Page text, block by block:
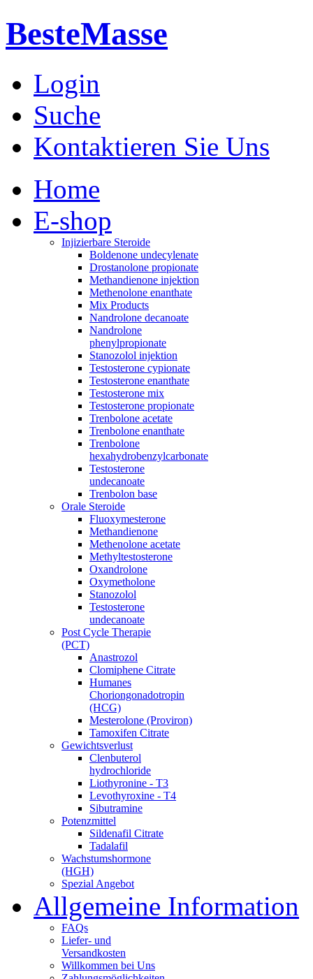
BesteMasse
Login
Suche
Kontaktieren Sie Uns
Home
E-shop
Injizierbare Steroide
Boldenone undecylenate
Drostanolone propionate
Methandienone injektion
Methenolone enanthate
Mix Products
Nandrolone decanoate
Nandrolone
phenylpropionate
Stanozolol injektion
Testosterone cypionate
Testosterone enanthate
Testosterone mix
Testosterone propionate
Trenbolone acetate
Trenbolone enanthate
Trenbolone
hexahydrobenzylcarbonate
Testosterone
undecanoate
Trenbolon base
Orale Steroide
Fluoxymesterone
Methandienone
Methenolone acetate
Methyltestosterone
Oxandrolone
Oxymetholone
Stanozolol
Testosterone
undecanoate
Post Cycle Therapie
(PCT)
Anastrozol
Clomiphene Citrate
Humanes
Choriongonadotropin
(HCG)
Mesterolone (Proviron)
Tamoxifen Citrate
Gewichtsverlust
Clenbuterol
hydrochloride
Liothyronine - T3
Levothyroxine - T4
Sibutramine
Potenzmittel
Sildenafil Citrate
Tadalafil
Wachstumshormone
(HGH)
Spezial Angebot
Allgemeine Information
FAQs
Liefer- und
Versandkosten
Willkommen bei Uns